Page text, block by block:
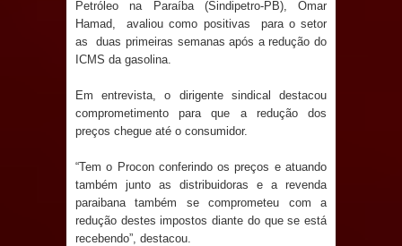
Anjos
O verdadeiro oxigênio do Estado
aborda de maneira inédita no mundo
Prefeitura de Sapé promove
Petróleo na Paraíba (Sindipetro-PB), Omar
Hamad, avaliou como positivas para o setor
as duas primeiras semanas após a redução do
ICMS da gasolina.
Em entrevista, o dirigente sindical destacou
comprometimento para que a redução dos
preços chegue até o consumidor.
“Tem o Procon conferindo os preços e atuando
também junto as distribuidoras e a revenda
paraibana também se comprometeu com a
redução destes impostos diante do que se está
recebendo”, destacou.